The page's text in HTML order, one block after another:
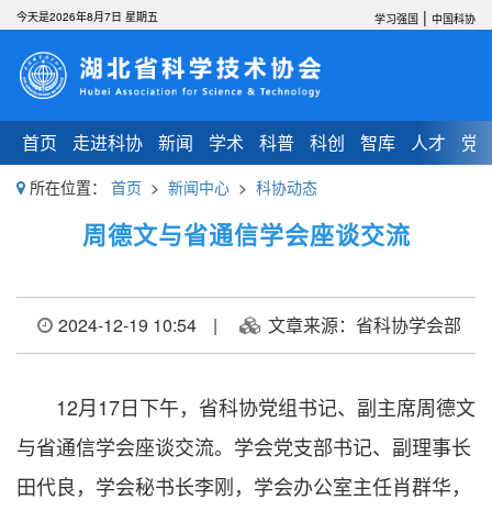
首页 走进科协 新闻 学术 科普 科创 智库 人才 党
今天是2026年8月7日 星期五 学习强国 | 中国科协
所在位置： 首页 > 新闻中心 > 科协动态
周德文与省通信学会座谈交流
2024-12-19 10:54 | 文章来源：省科协学会部
12月17日下午，省科协党组书记、副主席周德文
与省通信学会座谈交流。学会党支部书记、副理事长
田代良，学会秘书长李刚，学会办公室主任肖群华，